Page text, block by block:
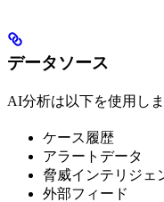
データソース
AI分析は以下を使用しま
ケース履歴
アラートデータ
脅威インテリジェ
外部フィード